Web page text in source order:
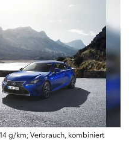
g/km; Verbrauch, kombiniert